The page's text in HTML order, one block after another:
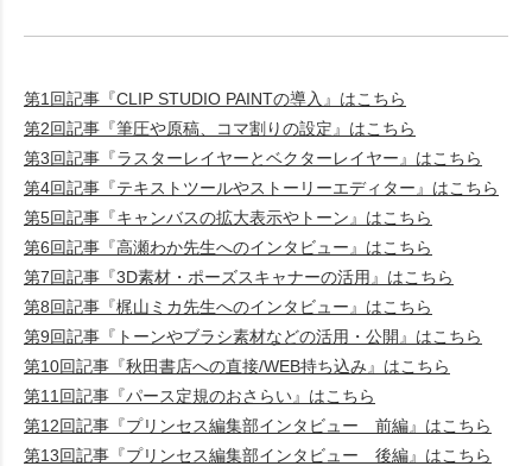
第1回記事『CLIP STUDIO PAINTの導入』はこちら
第2回記事『筆圧や原稿、コマ割りの設定』はこちら
第3回記事『ラスターレイヤーとベクターレイヤー』はこちら
第4回記事『テキストツールやストーリーエディター』はこちら
第5回記事『キャンバスの拡大表示やトーン』はこちら
第6回記事『高瀬わか先生へのインタビュー』はこちら
第7回記事『3D素材・ポーズスキャナーの活用』はこちら
第8回記事『梶山ミカ先生へのインタビュー』はこちら
第9回記事『トーンやブラシ素材などの活用・公開』はこちら
第10回記事『秋田書店への直接/WEB持ち込み』はこちら
第11回記事『パース定規のおさらい』はこちら
第12回記事『プリンセス編集部インタビュー 前編』はこちら
第13回記事『プリンセス編集部インタビュー 後編』はこちら